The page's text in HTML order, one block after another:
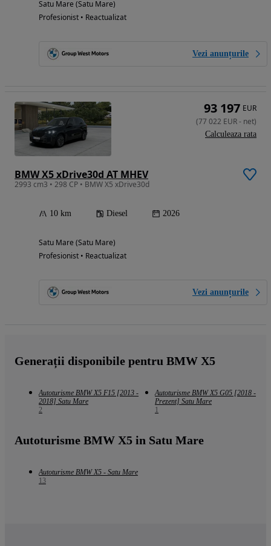
Satu Mare (Satu Mare)
Profesionist • Reactualizat
Vezi anunțurile
BMW X5 xDrive30d AT MHEV
2993 cm3 • 298 CP • BMW X5 xDrive30d
10 km Diesel 2026
Satu Mare (Satu Mare)
Profesionist • Reactualizat
Vezi anunțurile
93 197 EUR
(77 022 EUR- net)
Calculeaza rata
Generații disponibile pentru BMW X5
Autoturisme BMW X5 F15 [2013 -
2018] Satu Mare
2
Autoturisme BMW X5 G05 [2018 -
Prezent] Satu Mare
1
Autoturisme BMW X5 in Satu Mare
Autoturisme BMW X5 - Satu Mare
13